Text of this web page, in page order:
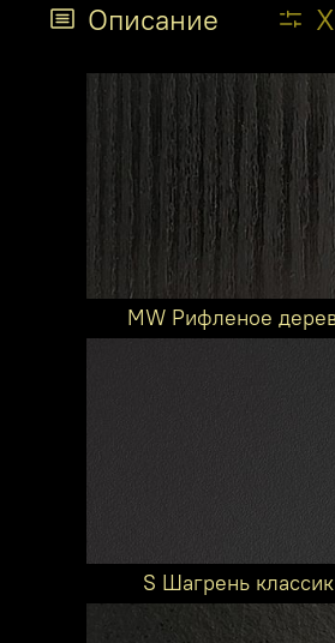
Описание
MW Рифленое
S Шагрень классик